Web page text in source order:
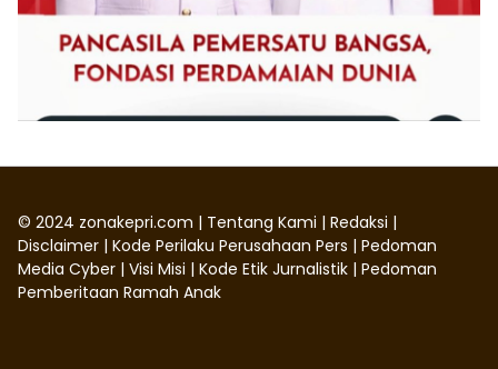
© 2024 zonakepri.com | Tentang Kami | Redaksi |
Disclaimer | Kode Perilaku Perusahaan Pers | Pedoman
Media Cyber | Visi Misi | Kode Etik Jurnalistik | Pedoman
Pemberitaan Ramah Anak